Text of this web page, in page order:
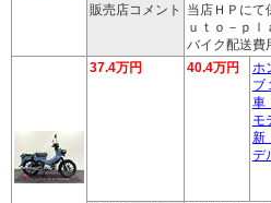
販売店コメント
当店ＨＰにて
ｕｔｏ－ｐｌ
バイク配送費
37.4万円
40.4万円
ホ
ブ
車
モ
新
デ